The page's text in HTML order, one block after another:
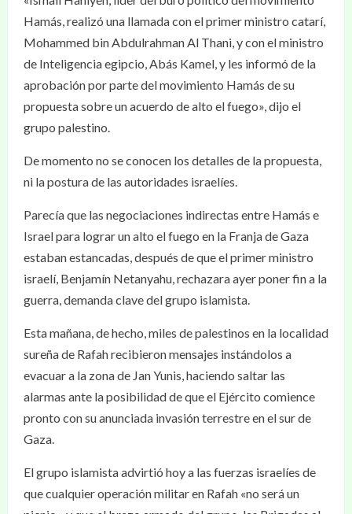
Hamás, realizó una llamada con el primer ministro catarí,
Mohammed bin Abdulrahman Al Thani, y con el ministro
de Inteligencia egipcio, Abás Kamel, y les informó de la
aprobación por parte del movimiento Hamás de su
propuesta sobre un acuerdo de alto el fuego», dijo el
grupo palestino.
De momento no se conocen los detalles de la propuesta,
ni la postura de las autoridades israelíes.
Parecía que las negociaciones indirectas entre Hamás e
Israel para lograr un alto el fuego en la Franja de Gaza
estaban estancadas, después de que el primer ministro
israelí, Benjamín Netanyahu, rechazara ayer poner fin a la
guerra, demanda clave del grupo islamista.
Esta mañana, de hecho, miles de palestinos en la localidad
sureña de Rafah recibieron mensajes instándolos a
evacuar a la zona de Jan Yunis, haciendo saltar las
alarmas ante la posibilidad de que el Ejército comience
pronto con su anunciada invasión terrestre en el sur de
Gaza.
El grupo islamista advirtió hoy a las fuerzas israelíes de
que cualquier operación militar en Rafah «no será un